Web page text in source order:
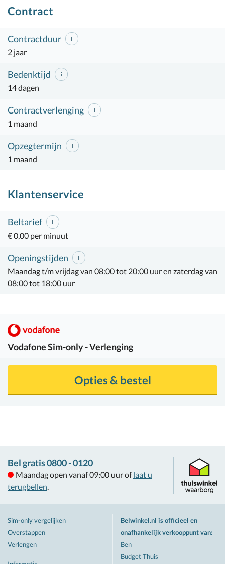
Contract
Contractduur
2 jaar
Bedenktijd
14 dagen
Contractverlenging
1 maand
Opzegtermijn
1 maand
Klantenservice
Beltarief
€ 0,00 per minuut
Openingstijden
Maandag t/m vrijdag van 08:00 tot 20:00 uur en zaterdag van
08:00 tot 18:00 uur
VodafoneSim-only - Verlenging
Opties & bestel
Bel gratis 0800 - 0120
Maandag open vanaf 09:00 uur of laat u
terugbellen.
Sim-only vergelijken
Overstappen
Verlengen
Belwinkel.nl is officieel en
onafhankelijk verkooppunt van:
Ben
Budget Thuis